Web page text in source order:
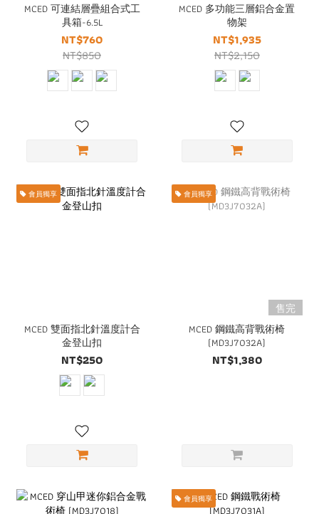
MCED 可連結層疊組合式工
具箱-6.5L
NT$760
NT$850
MCED 多功能三層鋁合金置
物架
NT$1,935
NT$2,150
會員獨享
MCED 雙面指北針溫度計合
金登山扣
NT$250
會員獨享
售完
MCED 鋼鐵高背戰術椅
(MD3J7032A)
NT$1,380
會員獨享